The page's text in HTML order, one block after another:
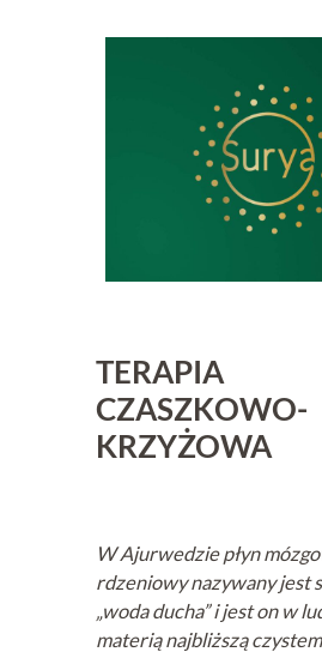
TERAPIA
CZASZKOWO-
KRZYŻOWA
W Ajurwedzie płyn
rdzeniowy nazywany jest
„woda ducha” i jest on w
materią najbliższą